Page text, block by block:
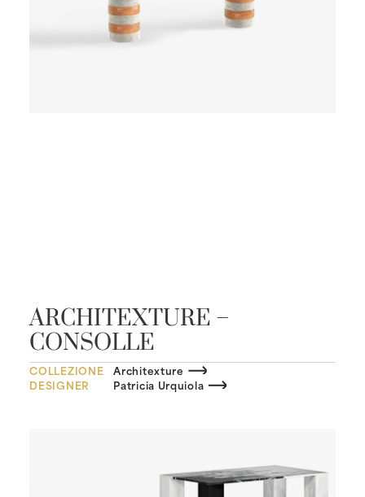
ARCHITEXTURE –
CONSOLLE
COLLEZIONE
Architexture
DESIGNER
Patricia Urquiola